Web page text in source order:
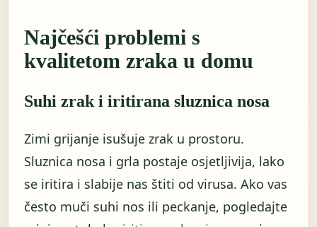
Najčešći problemi s
kvalitetom zraka u domu
Suhi zrak i iritirana sluznica nosa
Zimi grijanje isušuje zrak u prostoru.
Sluznica nosa i grla postaje osjetljivija, lako
se iritira i slabije nas štiti od virusa. Ako vas
često muči suhi nos ili peckanje, pogledajte